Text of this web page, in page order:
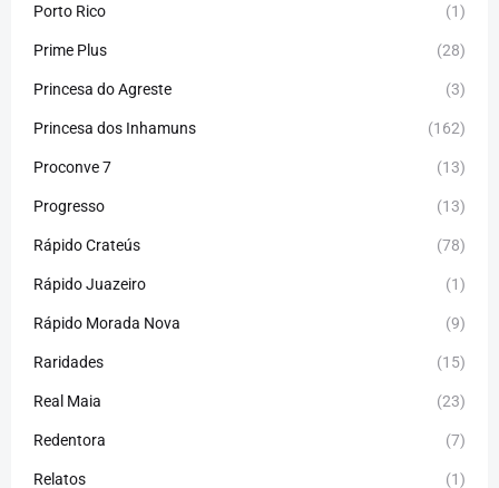
Porto Rico (1)
Prime Plus (28)
Princesa do Agreste (3)
Princesa dos Inhamuns (162)
Proconve 7 (13)
Progresso (13)
Rápido Crateús (78)
Rápido Juazeiro (1)
Rápido Morada Nova (9)
Raridades (15)
Real Maia (23)
Redentora (7)
Relatos (1)